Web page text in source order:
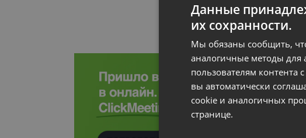
Данные
их сохранности.
Мы обязаны сообщить,
аналогичные методы для
пользователям контента
вы автоматически
cookie и аналогичных
странице.